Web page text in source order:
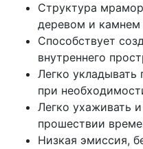
Структура
деревом и камнем
Способствует
внутреннего
Легко укладывать
при
Легко ухаживать
прошествии
Низкая эмиссия,